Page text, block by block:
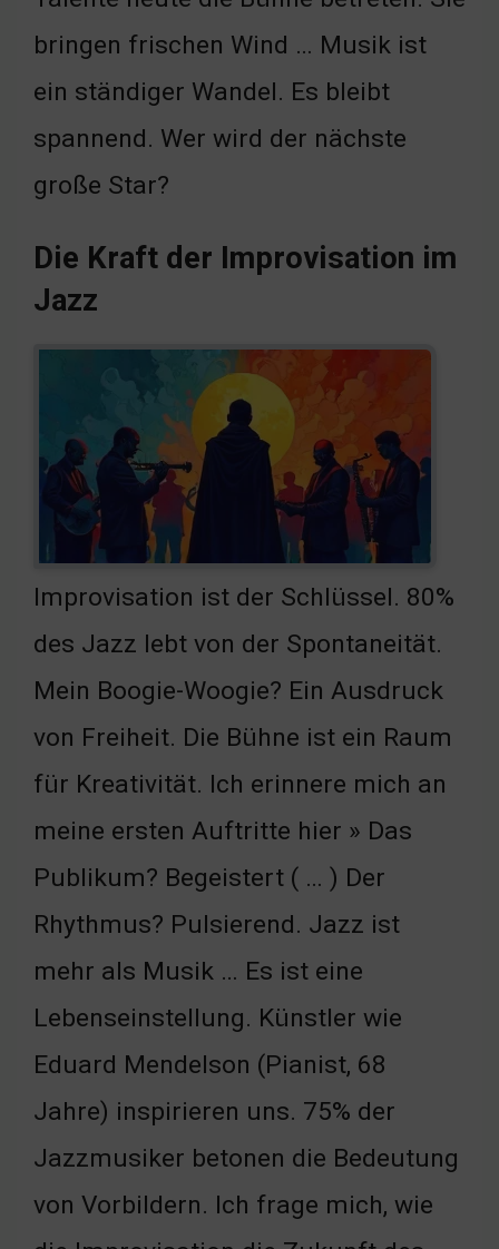
bringen frischen Wind … Musik ist
ein ständiger Wandel. Es bleibt
spannend. Wer wird der nächste
große Star?
Die Kraft der Improvisation im
Jazz
Improvisation ist der Schlüssel. 80%
des Jazz lebt von der Spontaneität.
Mein Boogie-Woogie? Ein Ausdruck
von Freiheit. Die Bühne ist ein Raum
für Kreativität. Ich erinnere mich an
meine ersten Auftritte hier » Das
Publikum? Begeistert ( … ) Der
Rhythmus? Pulsierend. Jazz ist
mehr als Musik … Es ist eine
Lebenseinstellung. Künstler wie
Eduard Mendelson (Pianist, 68
Jahre) inspirieren uns. 75% der
Jazzmusiker betonen die Bedeutung
von Vorbildern. Ich frage mich, wie